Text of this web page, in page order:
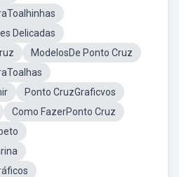
Delicadas
ModelosDe Ponto Cruz
Ponto CruzGraficvos
Como FazerPonto Cruz